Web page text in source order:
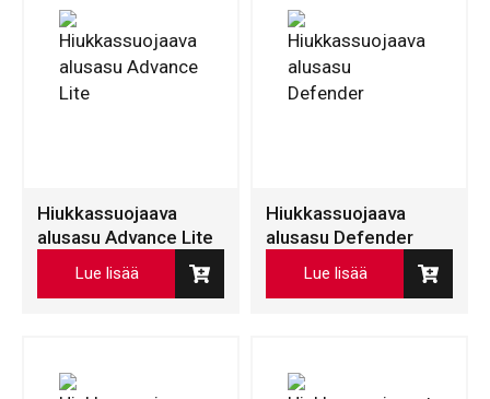
Hiukkassuojaava
alusasu Advance Lite
Lue lisää
Hiukkassuojaava
alusasu Defender
Lue lisää